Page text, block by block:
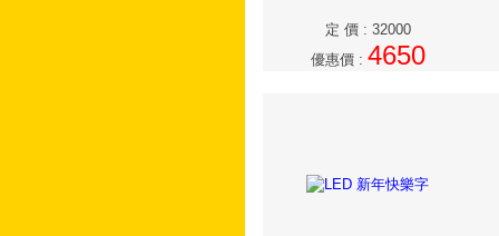
定 價: 32000
優惠價: 4650